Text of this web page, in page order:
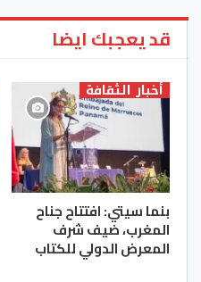
قد يعجبك ايضا
أخبار الثقافة
بنما سيتي: افتتاح جناح
المغرب، ضيف شرف
المعرض الدولي للكتاب